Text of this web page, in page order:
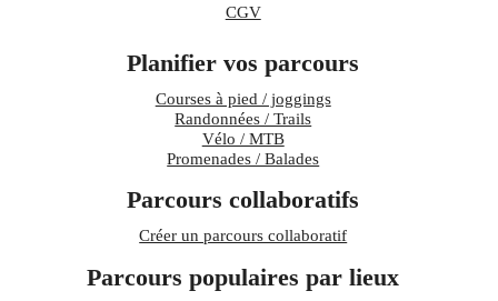
CGV
Planifier vos parcours
Courses à pied / joggings
Randonnées / Trails
Vélo / MTB
Promenades / Balades
Parcours collaboratifs
Créer un parcours collaboratif
Parcours populaires par lieux